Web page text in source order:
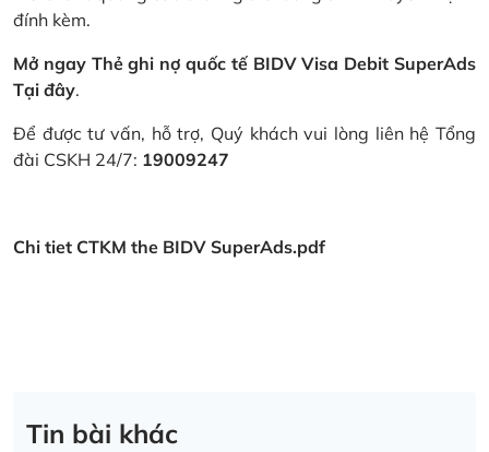
đính kèm.
Mở ngay Thẻ ghi nợ quốc tế BIDV Visa Debit SuperAds
Tại đây.
Để được tư vấn, hỗ trợ, Quý khách vui lòng liên hệ Tổng
đài CSKH 24/7: 19009247
Chi tiet CTKM the BIDV SuperAds.pdf
Tin bài khác